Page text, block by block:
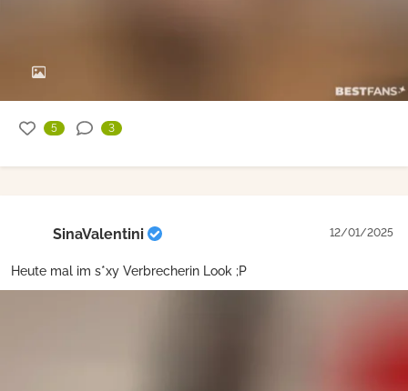
5 3
SinaValentini 12/01/2025
Heute mal im s*xy Verbrecherin Look ;P